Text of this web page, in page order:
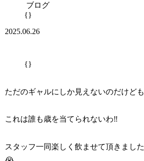
ブログ
{}
2025.06.26
{}
ただのギャルにしか見えないのだけども
これは誰も歳を当てられないわ‼️
スタッフ一同楽しく飲ませて頂きました